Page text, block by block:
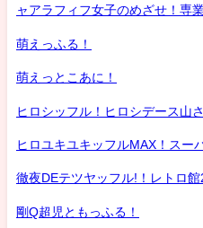
ャアラフィフ女子のめざせ！専
萌えっふる！
萌えっとこあに！
ヒロシッフル！ヒロシデース山
ヒロユキユキッフルMAX！スー
徹夜DEテツヤッフル!！レトロ館
剛Q超児ともっふる！